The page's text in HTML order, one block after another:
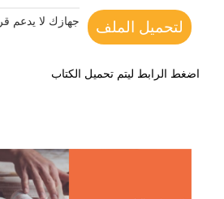
لتحميل الملف جهازك لا يدعم
اضغط الرابط ليتم تحميل الكتاب